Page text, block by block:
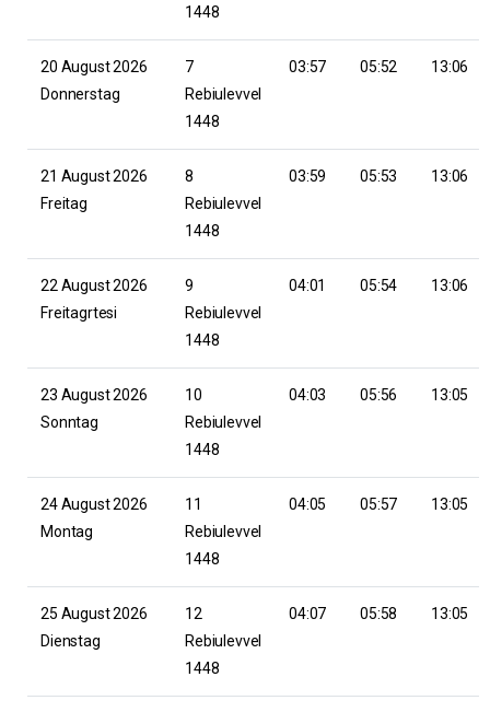
1448
20 August 2026
Donnerstag
7
Rebiulevvel
1448
03:57 05:52 13:06
21 August 2026
Freitag
8
Rebiulevvel
1448
03:59 05:53 13:06
22 August 2026
Freitagrtesi
9
Rebiulevvel
1448
04:01 05:54 13:06
23 August 2026
Sonntag
10
Rebiulevvel
1448
04:03 05:56 13:05
24 August 2026
Montag
11
Rebiulevvel
1448
04:05 05:57 13:05
25 August 2026
Dienstag
12
Rebiulevvel
1448
04:07 05:58 13:05